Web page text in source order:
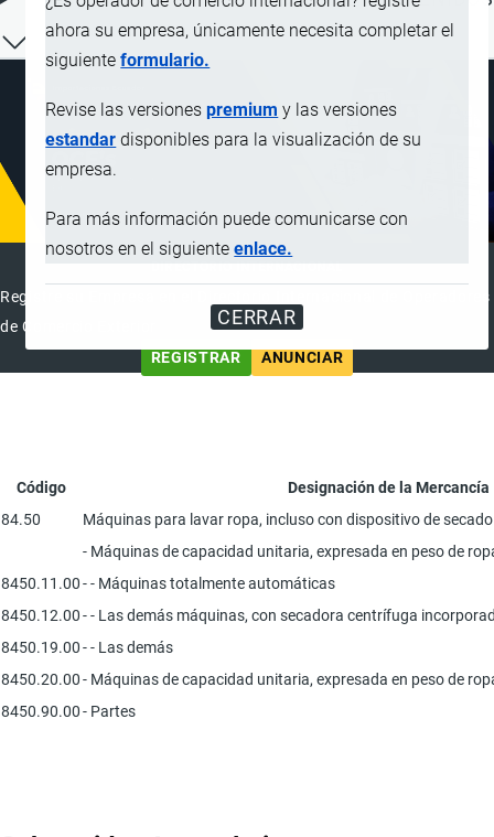
ahora su empresa, únicamente necesita completar el
siguienteformulario.
Revise las versionespremium y las versiones
estandar disponibles para la visualización de su
empresa.
Para más información puede comunicarse con
nosotros en el siguienteenlace.
CERRAR
Registre su Empresa en el Directorio Internacional de Operadores
de Comercio Exterior
REGISTRAR
ANUNCIAR
Código
Designación de la Mercancía
84.50
Máquinas para lavar ropa, incluso con dispositivo de
- Máquinas de capacidad unitaria, expresada en peso de
8450.11.00- - Máquinas totalmente automáticas
8450.12.00- - Las demás máquinas, con secadora centrífuga
8450.19.00- - Las demás
8450.20.00- Máquinas de capacidad unitaria, expresada en peso de
8450.90.00- Partes